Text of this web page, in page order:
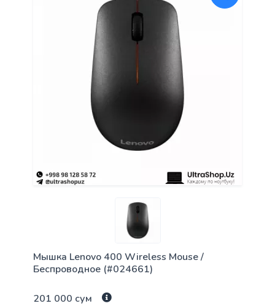
Мышка Lenovo 400 Wireless Mouse /
Беспроводное (#024661)
201 000 сум